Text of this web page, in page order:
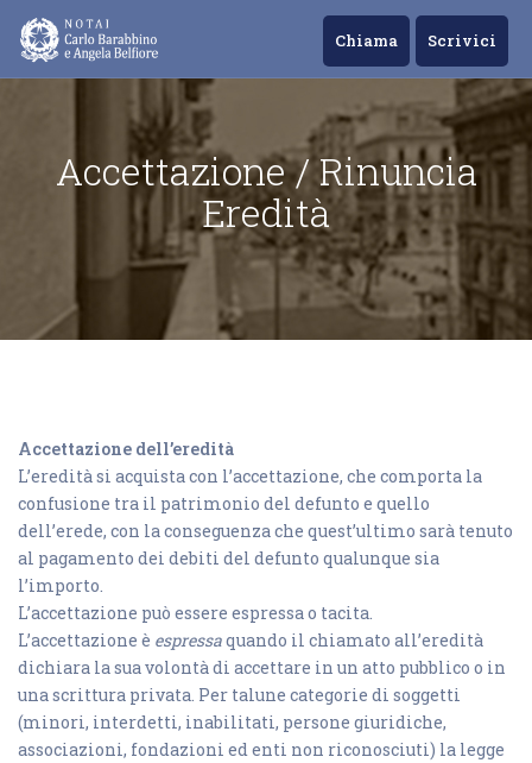
Chiama Scrivici
Accettazione / Rinuncia
Eredità
Accettazione dell’eredità
L’eredità si acquista con l’accettazione, che comporta la
confusione tra il patrimonio del defunto e quello
dell’erede, con la conseguenza che quest’ultimo sarà tenuto
al pagamento dei debiti del defunto qualunque sia
l’importo.
L’accettazione può essere espressa o tacita.
L’accettazione è espressaquando il chiamato all’eredità
dichiara la sua volontà di accettare in un atto pubblico o in
una scrittura privata. Per talune categorie di soggetti
(minori, interdetti, inabilitati, persone giuridiche,
associazioni, fondazioni ed enti non riconosciuti) la legge